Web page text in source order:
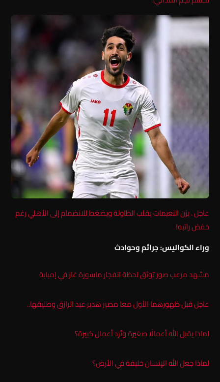
عاجل . يزن النعيمات يقلب الطاولة ويضغط للانضمام إلى الأهلي رغم
خفض راتبه!
وراء الكواليس: جرائم وحوادث
مشهد مرعب صور توثق لحظة انفجار ماسورة غاز في إمبابة
عاجل قبل ظهورهما الأول معا مصير هدير عيد الرازق وطليقها..
لماذا يقبل الله أعمالًا صغيرة وتُرد أعمال كبيرة؟
لماذا جعل الله الإنسان خليفة في الأرض؟